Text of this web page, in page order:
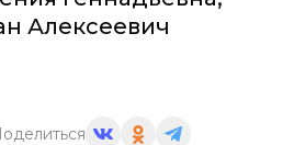
Алексеевич